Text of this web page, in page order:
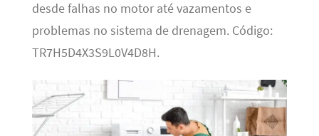
desde falhas no motor até vazamentos e
problemas no sistema de drenagem. Código:
TR7H5D4X3S9L0V4D8H.